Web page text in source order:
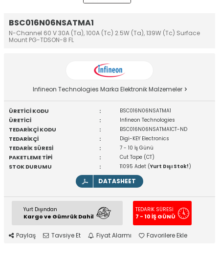
BSC016N06NSATMA1
N-Channel 60 V 30A (Ta), 100A (Tc) 2.5W (Ta), 139W (Tc) Surface
Mount PG-TDSON-8 FL
Infineon Technologies Marka Elektronik Malzemeler
ÜRETİCİ KODU : BSC016N06NSATMA1
ÜRETİCİ : Infineon Technologies
TEDARİKÇİ KODU : BSC016N06NSATMA1CT-ND
TEDARİKÇİ : Digi-KEY Electronics
TEDARİK SÜRESİ : 7 - 10 İş Günü
PAKETLEME TİPİ : Cut Tape (CT)
STOK DURUMU : 11095 Adet (Yurt Dışı Stok!)
DATASHEET
Yurt Dışından
Kargo ve Gümrük Dahil
TEDARİK SÜRESİ
7 - 10 İŞ GÜNÜ
Paylaş Tavsiye Et Fiyat Alarmı Favorilere Ekle